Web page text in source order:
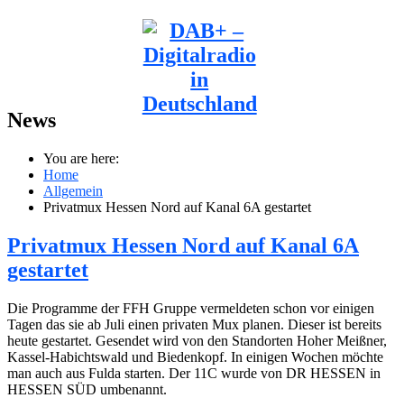
News
You are here:
Home
Allgemein
Privatmux Hessen Nord auf Kanal 6A gestartet
Privatmux Hessen Nord auf Kanal 6A
gestartet
Die Programme der FFH Gruppe vermeldeten schon vor einigen
Tagen das sie ab Juli einen privaten Mux planen. Dieser ist bereits
heute gestartet. Gesendet wird von den Standorten Hoher Meißner,
Kassel-Habichtswald und Biedenkopf. In einigen Wochen möchte
man auch aus Fulda starten. Der 11C wurde von DR HESSEN in
HESSEN SÜD umbenannt.